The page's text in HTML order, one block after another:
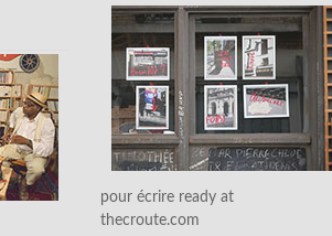
pour écrire ready at
thecroute.com